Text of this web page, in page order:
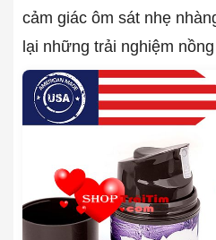
cảm giác ôm sát nhẹ
lại những trải nghiệm